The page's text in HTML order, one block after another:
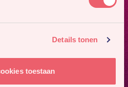
Details tonen
toestaan
nieuwsbrief. Dan sturen we je